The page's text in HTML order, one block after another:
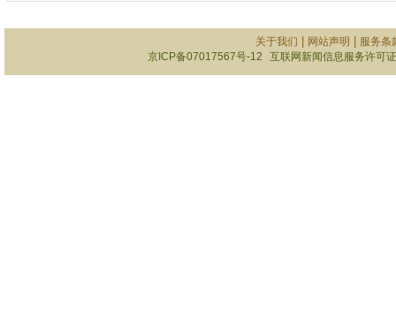
关于我们 网站声明
服务条
京ICP备07017567号-12
互联网新闻信息服务许可证